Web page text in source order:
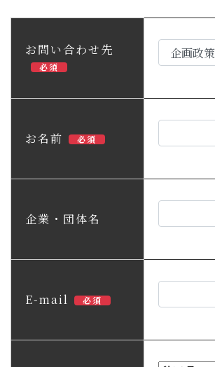
観光
お問い合わせ先
必須
お名前 必須
企業・団体名
E-mail 必須